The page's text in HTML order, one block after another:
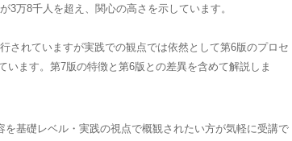
3万8千人を超え、関心の高さを示しています。
されていますが実践での観点では依然として第6版のプロセ
います。第7版の特徴と第6版との差異を含めて解説しま
を基礎レベル・実践の視点で概観されたい方が気軽に受講で